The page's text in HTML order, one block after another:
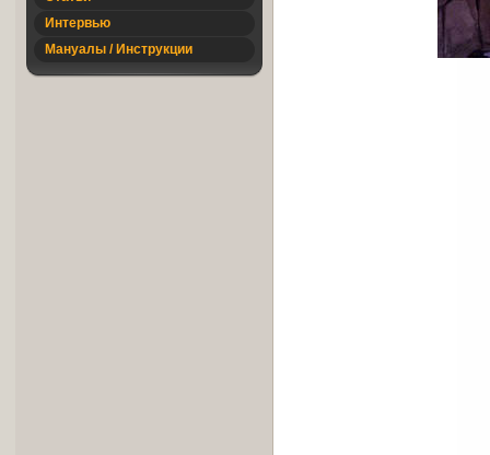
Интервью
Мануалы / Инструкции